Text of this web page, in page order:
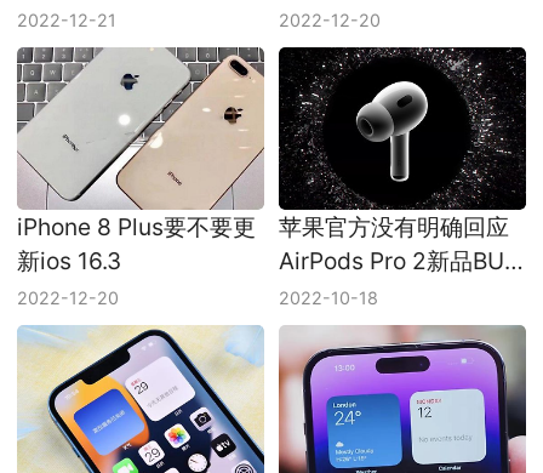
上升为110美元
2022-12-21 2022-12-20
iPhone 8 Plus要不要更
新ios 16.3
2022-12-20
苹果官方没有明确回应
AirPods Pro 2新品BUG
问题
2022-10-18